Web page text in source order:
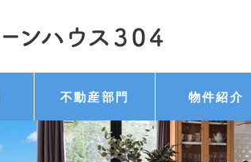
不動産部門 物件紹介